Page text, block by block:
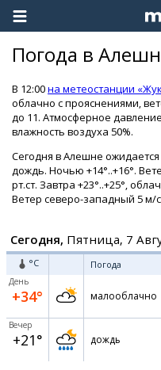
Погода в
В 12:00на метеостанции
облачно с прояснениями,
до 11. Атмосферное
влажность воздуха 50%.
Сегодня в Алешне
дождь. Ночью +14°..+16°.
рт.ст. Завтра +23°..+25°,
Ветер северо-западный 5 м/
Сегодня, Пятница, 7
°C Погода
День
+34° малооблачно
Вечер
+21° дождь